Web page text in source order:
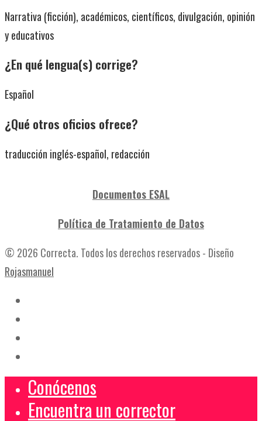
Narrativa (ficción), académicos, científicos, divulgación, opinión
y educativos
¿En qué lengua(s) corrige?
Español
¿Qué otros oficios ofrece?
traducción inglés-español, redacción
Documentos ESAL
Política de Tratamiento de Datos
© 2026 Correcta. Todos los derechos reservados - Diseño
Rojasmanuel
Conócenos
Encuentra un corrector